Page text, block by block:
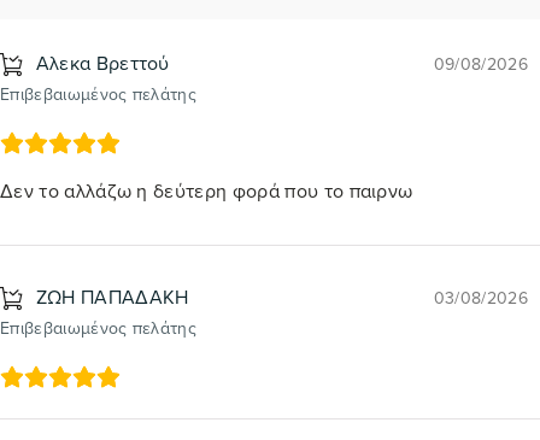
Αλεκα Βρεττού
Επιβεβαιωμένος πελάτης
09/08/2026
Δεν το αλλάζω η δεύτερη φορά που το παιρνω
ΖΩΗ ΠΑΠΑΔΑΚΗ
Επιβεβαιωμένος πελάτης
03/08/2026